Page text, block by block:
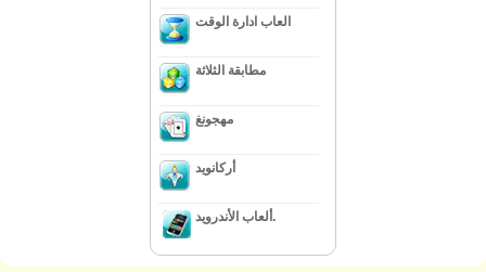
العاب ادارة الوقت
مطابقة الثلاثة
مهجونغ
أركانويد
ألعاب الأندرويد.